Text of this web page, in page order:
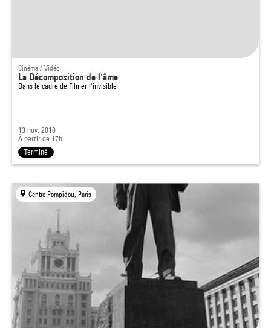
Cinéma / Vidéo
La Décomposition de l'âme
Dans le cadre de Filmer l'invisible
13 nov. 2010
À partir de 17h
Terminé
Centre Pompidou, Paris